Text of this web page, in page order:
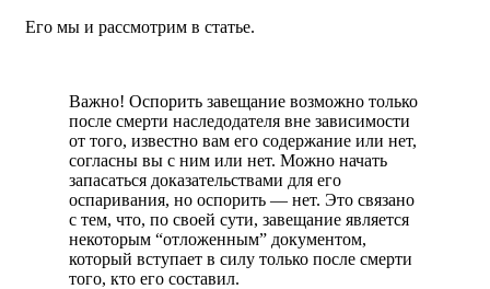
Его мы и рассмотрим в статье.
Важно! Оспорить завещание возможно только
после смерти наследодателя вне зависимости
от того, известно вам его содержание или нет,
согласны вы с ним или нет. Можно начать
запасаться доказательствами для его
оспаривания, но оспорить — нет. Это связано
с тем, что, по своей сути, завещание является
некоторым “отложенным” документом,
который вступает в силу только после смерти
того, кто его составил.